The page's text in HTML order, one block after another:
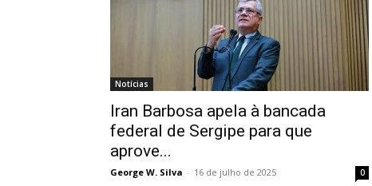
Notícias
Iran Barbosa apela à bancada
federal de Sergipe para que
aprove...
George W. Silva - 16 de julho de 2025 0